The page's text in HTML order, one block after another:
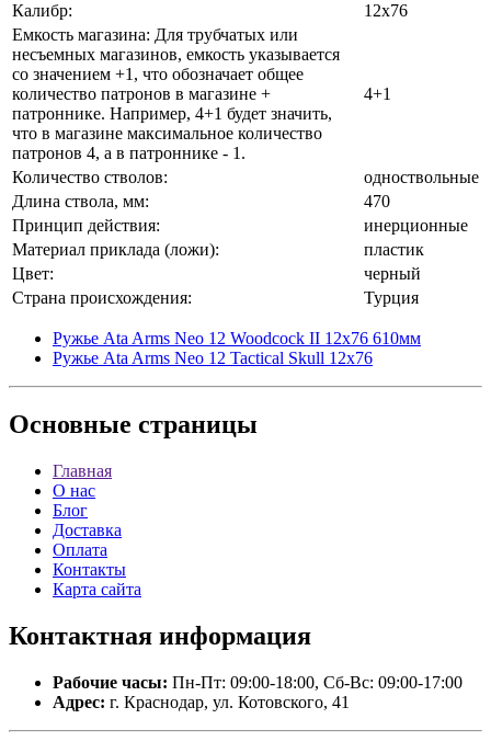
Калибр:
12x76
Емкость магазина: Для трубчатых или
несъемных магазинов, емкость указывается
со значением +1, что обозначает общее
количество патронов в магазине +
патроннике. Например, 4+1 будет значить,
что в магазине максимальное количество
патронов 4, а в патроннике - 1.
4+1
Количество стволов:
одноствольные
Длина ствола, мм:
470
Принцип действия:
инерционные
Материал приклада (ложи):
пластик
Цвет:
черный
Страна происхождения:
Турция
Ружье Ata Arms Neo 12 Woodcock II 12х76 610мм
Ружье Ata Arms Neo 12 Tactical Skull 12x76
Основные страницы
Главная
О нас
Блог
Доставка
Оплата
Контакты
Карта сайта
Контактная информация
Рабочие часы: Пн-Пт: 09:00-18:00, Сб-Вс: 09:00-17:00
Адрес: г. Краснодар, ул. Котовского, 41